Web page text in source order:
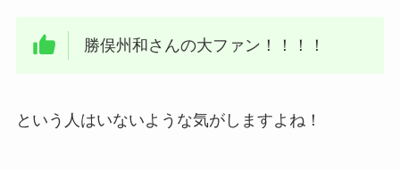
勝俣州和さんの大ファン！！！！
という人はいないような気がしますよね！